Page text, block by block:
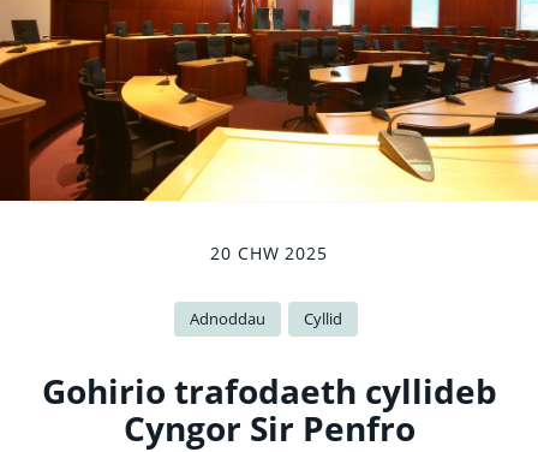
20 CHW 2025
Adnoddau Cyllid
Gohirio trafodaeth cyllideb
Cyngor Sir Penfro